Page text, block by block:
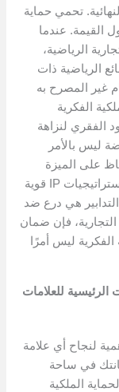
تحمي حماية
القيمة. عندما
الرياضية،
الرياضية ذات
غير المصرح به
الفكرية
الفقري لنزاهة
ليس بالأمر
على الميزة
التنافسية، فإن كل التفاصيل مهمة. استخدم استراتيجيات IP قوية
التدابير هي درع ضد
فإن ضمان
ليس أمرًا
الرئيسية للعلامات
لنجاح أي علامة
في ساحة
الملكية